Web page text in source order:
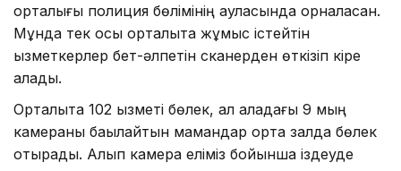
орталығы полиция бөлімінің ауласында орналасқан.
Мұнда тек осы орталықта жұмыс істейтін
қызметкерлер бет-әлпетін сканерден өткізіп кіре
алады.
Орталықта 102 қызметі бөлек, ал қаладағы 9 мың
камераны бақылайтын мамандар ортақ залда бөлек
отырады. Алып камера еліміз бойынша іздеуде